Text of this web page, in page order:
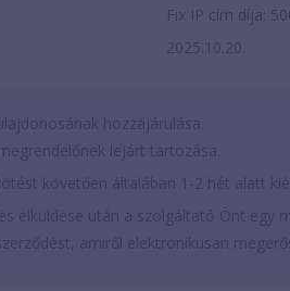
Fix IP cím díja:
2025.10.20.